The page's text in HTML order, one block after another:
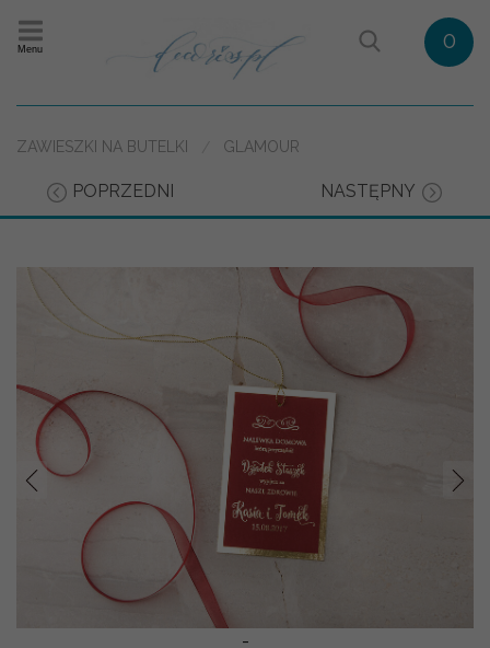
Menu 0
ZAWIESZKI NA BUTELKI GLAMOUR
POPRZEDNI NASTĘPNY
-
Prev